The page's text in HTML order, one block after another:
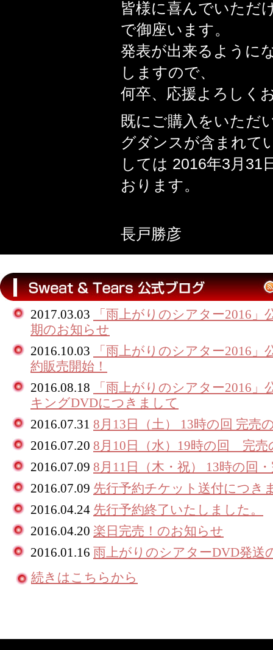
皆様に喜んでいただ
で御座います。
発表が出来るように
しますので、
何卒、応援よろしく
既にご購入をいただ
グダンスが含まれて
しては 2016年3月31
おります。
長戸勝彦
2017.03.03
「雨上がりのシアター2016」
期のお知らせ
2016.10.03
「雨上がりのシアター2016」
約販売開始！
2016.08.18
「雨上がりのシアター2016」
キングDVDにつきまして
2016.07.31 8月13日（土） 13時の回 完売
2016.07.20 8月10日（水）19時の回 完売
2016.07.09 8月11日（木・祝） 13時の回
2016.07.09 先行予約チケット送付につき
2016.04.24 先行予約終了いたしました。
2016.04.20 楽日完売！のお知らせ
2016.01.16 雨上がりのシアターDVD発送
続きはこちらから